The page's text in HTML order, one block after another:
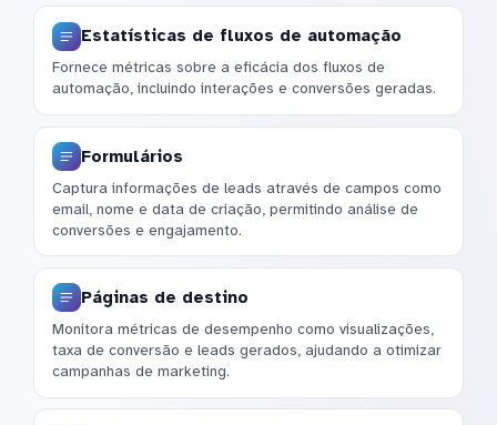
Estatísticas de fluxos de automação
Fornece métricas sobre a eficácia dos fluxos de
automação, incluindo interações e conversões geradas.
Formulários
Captura informações de leads através de campos como
email, nome e data de criação, permitindo análise de
conversões e engajamento.
Páginas de destino
Monitora métricas de desempenho como visualizações,
taxa de conversão e leads gerados, ajudando a otimizar
campanhas de marketing.